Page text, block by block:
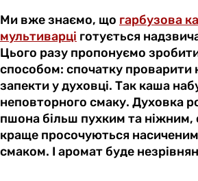
Ми вже знаємо, що гарбузова
мультиварці готується
Цього разу пропонуємо
способом: спочатку проварити
запекти у духовці. Так каша
неповторного смаку. Духовка
пшона більш пухким та ніжним,
краще просочуються
смаком. І аромат буде